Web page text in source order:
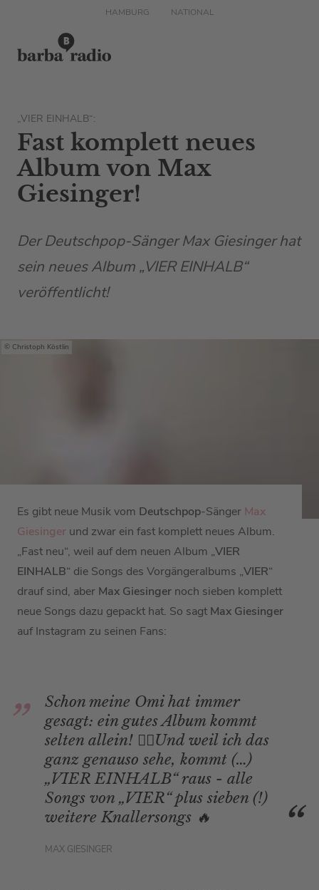
HAMBURG NATIONAL
„VIER EINHALB“:
Fast komplett neues
Album von Max
Giesinger!
Der Deutschpop-Sänger Max Giesinger hat
sein neues Album „VIER EINHALB“
veröffentlicht!
Christoph Köstlin
Es gibt neue Musik vom Deutschpop-Sänger Max
Giesinger und zwar ein fast komplett neues Album.
„Fast neu“, weil auf dem neuen Album „VIER
EINHALB“ die Songs des Vorgängeralbums „VIER“
drauf sind, aber Max Giesinger noch sieben komplett
neue Songs dazu gepackt hat. So sagt Max Giesinger
auf Instagram zu seinen Fans:
Schon meine Omi hat immer
gesagt: ein gutes Album kommt
selten allein! ☝🏼Und weil ich das
ganz genauso sehe, kommt (…)
„VIER EINHALB“ raus - alle
Songs von „VIER“ plus sieben (!)
weitere Knallersongs 🔥
MAX GIESINGER